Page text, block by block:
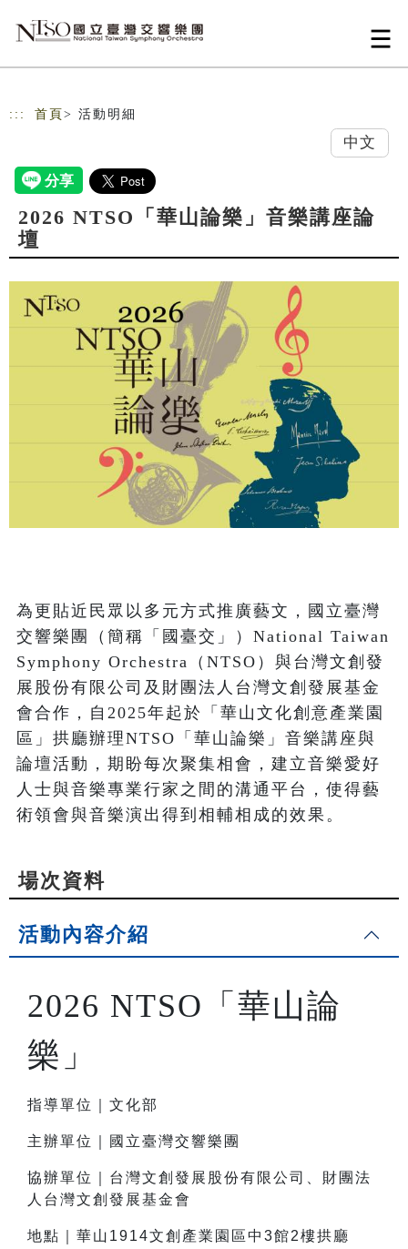
::: 首頁 > 活動明細
中文
2026 NTSO「華山論樂」音樂講座論
壇
為更貼近民眾以多元方式推廣藝文，國立臺灣
交響樂團（簡稱「國臺交」）National Taiwan
Symphony Orchestra（NTSO）與台灣文創發
展股份有限公司及財團法人台灣文創發展基金
會合作，自2025年起於「華山文化創意產業園
區」拱廳辦理NTSO「華山論樂」音樂講座與
論壇活動，期盼每次聚集相會，建立音樂愛好
人士與音樂專業行家之間的溝通平台，使得藝
術領會與音樂演出得到相輔相成的效果。
場次資料
活動內容介紹
2026 NTSO「華山論
樂」
指導單位｜文化部
主辦單位｜國立臺灣交響樂團
協辦單位｜台灣文創發展股份有限公司、財團法
人台灣文創發展基金會
地點｜華山1914文創產業園區中3館2樓拱廳